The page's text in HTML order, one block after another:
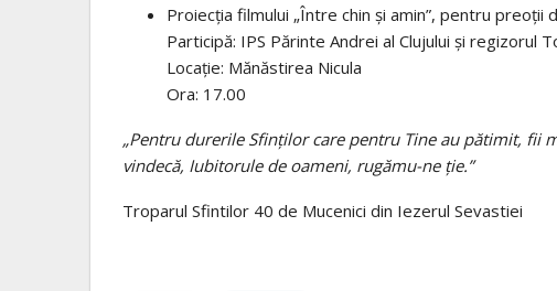
Proiecția filmului „Între chin și amin”, pentru
Participă: IPS Părinte Andrei al Clujului și regizorul
Locație: Mănăstirea Nicula
Ora: 17.00
„Pentru durerile Sfinților care pentru Tine au pătimit, fii
vindecă, Iubitorule de oameni, rugămu-ne ție.”
Troparul Sfintilor 40 de Mucenici din Iezerul Sevastiei